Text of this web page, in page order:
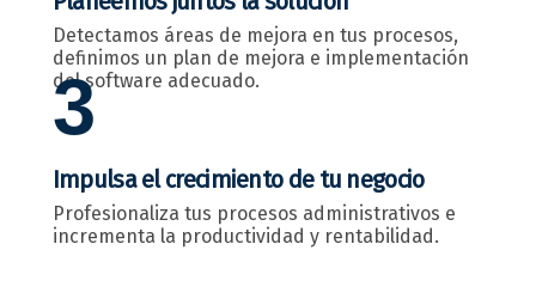
Detectamos áreas de mejora en tus procesos,
definimos un plan de mejora e implementación
del software adecuado.
3
Impulsa el crecimiento de tu negocio
Profesionaliza tus procesos administrativos e
incrementa la productividad y rentabilidad.